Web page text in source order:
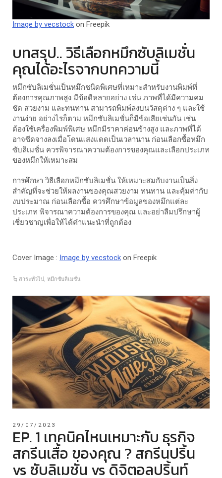
Image by vecstock on Freepik
บทสรุป.. วิธีเลือกหมึกซับลิเมชั่น
คุณได้อะไรจากบทความนี้
หมึกซับลิเมชั่นเป็นหมึกชนิดพิเศษที่เหมาะสำหรับงานพิมพ์ที่
ต้องการคุณภาพสูง มีข้อดีหลายอย่าง เช่น ภาพที่ได้มีความคม
ชัด สวยงาม และทนทาน สามารถพิมพ์ลงบนวัสดุต่าง ๆ และใช้
งานง่าย อย่างไรก็ตาม หมึกซับลิเมชั่นก็มีข้อเสียเช่นกัน เช่น
ต้องใช้เครื่องพิมพ์พิเศษ หมึกมีราคาค่อนข้างสูง และภาพที่ได้
อาจซีดจางลงเมื่อโดนแสงแดดเป็นเวลานาน ก่อนเลือกซื้อหมึก
ซับลิเมชั่น ควรพิจารณาความต้องการของคุณและเลือกประเภท
ของหมึกให้เหมาะสม
การศึกษา วิธีเลือกหมึกซับลิเมชั่น ให้เหมาะสมกับงานเป็นสิ่ง
สำคัญที่จะช่วยให้ผลงานของคุณสวยงาม ทนทาน และคุ้มค่ากับ
งบประมาณ ก่อนเลือกซื้อ ควรศึกษาข้อมูลของหมึกแต่ละ
ประเภท พิจารณาความต้องการของคุณ และอย่าลืมปรึกษาผู้
เชี่ยวชาญเพื่อให้ได้คำแนะนำที่ถูกต้อง
Cover Image : Image by vecstock on Freepik
สาระทั่วไป,หมึกซับลิเมชั่น
29/07/2023
EP. 1 เทคนิคไหนเหมาะกับ ธุรกิจ
สกรีนเสื้อ ของคุณ ? สกรีนปริ้น
vs ซับลิเมชั่น vs ดิจิตอลปริ้นท์